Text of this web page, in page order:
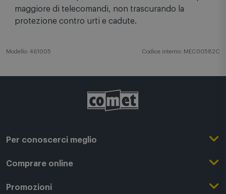
maggiore di telecomandi, non trascurando la
protezione contro urti e cadute.
Modello: 461005 Codice interno: MEC00582C
Per conoscerci meglio
Il Gruppo Comet
Punti di forza
Comprare online
Registrati su Comet
Promozioni